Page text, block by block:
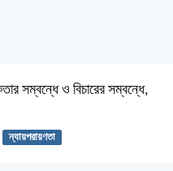
সম্বন্ধে ও বিচারের সম্বন্ধে,
ন্যায়পরায়ণতা